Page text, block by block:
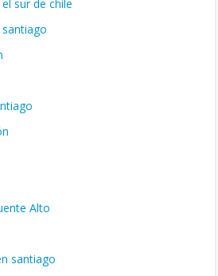
sur de chile
Alto
santiago